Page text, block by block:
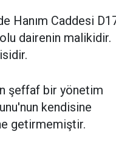
Hanım Caddesi
dairenin malikidir.
şeffaf bir yönetim
kendisine
getirmemiştir.